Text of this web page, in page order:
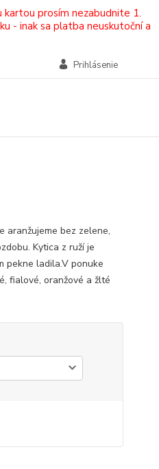
prosím nezabudnite 1.
- inak sa platba neuskutoční a
Prihlásenie
aranžujeme bez zelene,
Kytica z ruží je
pekne ladila.V ponuke
fialové, oranžové a žlté